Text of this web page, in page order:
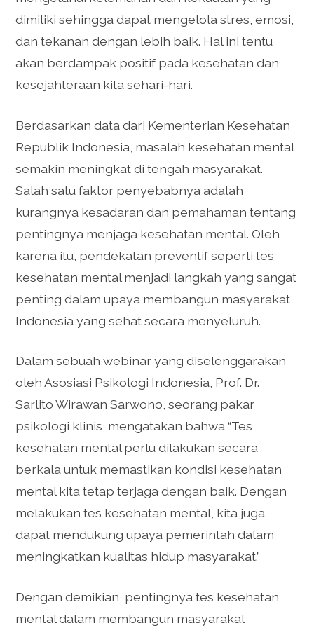
dimiliki sehingga dapat mengelola stres, emosi,
dan tekanan dengan lebih baik. Hal ini tentu
akan berdampak positif pada kesehatan dan
kesejahteraan kita sehari-hari.
Berdasarkan data dari Kementerian Kesehatan
Republik Indonesia, masalah kesehatan mental
semakin meningkat di tengah masyarakat.
Salah satu faktor penyebabnya adalah
kurangnya kesadaran dan pemahaman tentang
pentingnya menjaga kesehatan mental. Oleh
karena itu, pendekatan preventif seperti tes
kesehatan mental menjadi langkah yang sangat
penting dalam upaya membangun masyarakat
Indonesia yang sehat secara menyeluruh.
Dalam sebuah webinar yang diselenggarakan
oleh Asosiasi Psikologi Indonesia, Prof. Dr.
Sarlito Wirawan Sarwono, seorang pakar
psikologi klinis, mengatakan bahwa “Tes
kesehatan mental perlu dilakukan secara
berkala untuk memastikan kondisi kesehatan
mental kita tetap terjaga dengan baik. Dengan
melakukan tes kesehatan mental, kita juga
dapat mendukung upaya pemerintah dalam
meningkatkan kualitas hidup masyarakat.”
Dengan demikian, pentingnya tes kesehatan
mental dalam membangun masyarakat